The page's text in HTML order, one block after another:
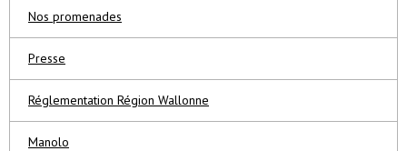
Nos promenades
Presse
Réglementation Région Wallonne
Manolo